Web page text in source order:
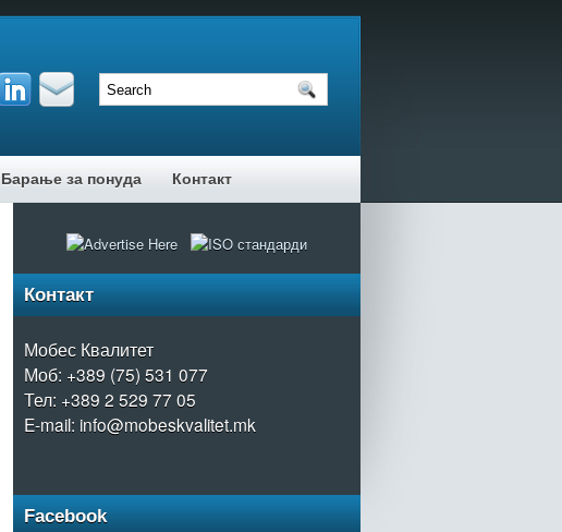
Барање за понуда Контакт
Контакт
Мобес Квалитет
Моб: +389 (75) 531 077
Тел: +389 2 529 77 05
E-mail: info@mobeskvalitet.mk
Facebook